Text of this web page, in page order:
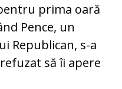
prima oară
Pence, un
Republican, s-a
să îi apere